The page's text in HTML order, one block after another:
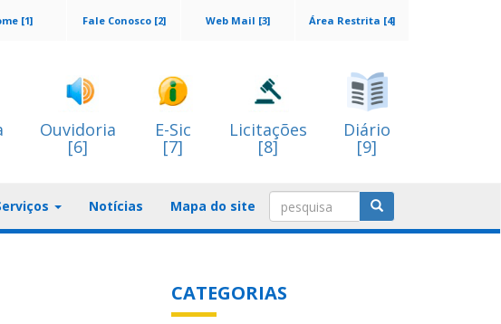
Área Restrita [4]
Web Mail [3]
Fale Conosco [2]
[1]
Ouvidoria
[6]
E-Sic
[7]
Licitações
[8]
Diário
[9]
Notícias Mapa do site
CATEGORIAS